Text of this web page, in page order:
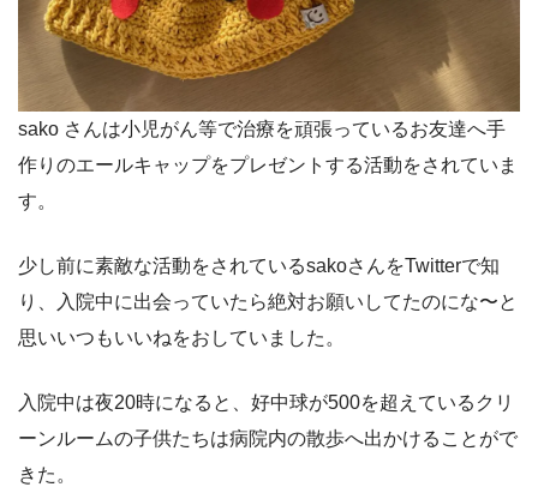
sako さんは小児がん等で治療を頑張っているお友達へ手
作りのエールキャップをプレゼントする活動をされていま
す。
少し前に素敵な活動をされているsakoさんをTwitterで知
り、入院中に出会っていたら絶対お願いしてたのにな〜と
思いいつもいいねをおしていました。
入院中は夜20時になると、好中球が500を超えているクリ
ーンルームの子供たちは病院内の散歩へ出かけることがで
きた。